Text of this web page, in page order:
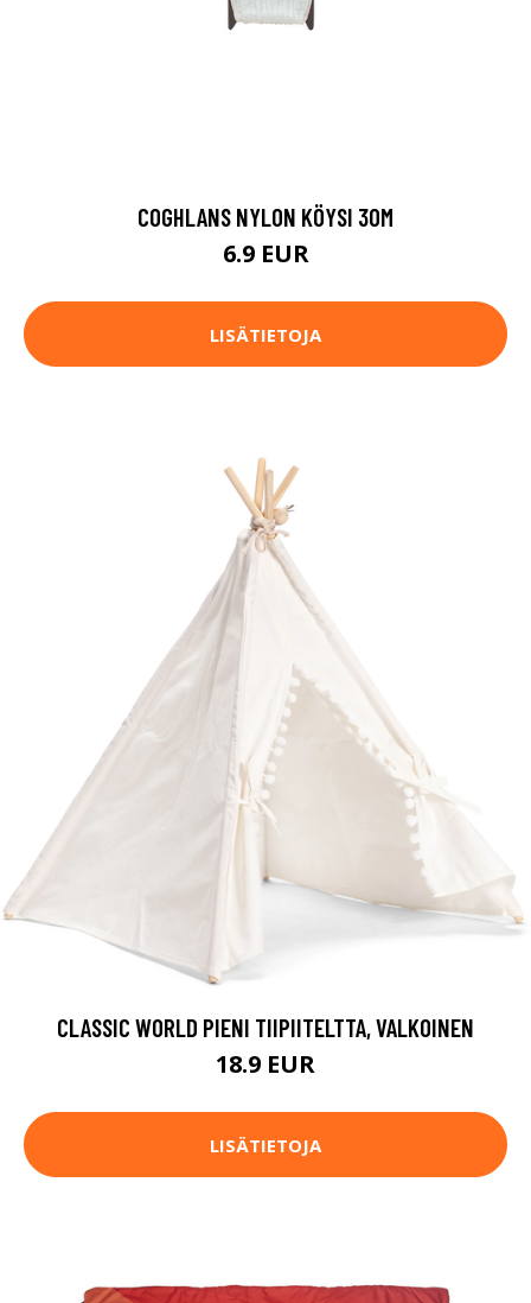
COGHLANS NYLON KÖYSI 30M
6.9 EUR
LISÄTIETOJA
CLASSIC WORLD PIENI TIIPIITELTTA, VALKOINEN
18.9 EUR
LISÄTIETOJA